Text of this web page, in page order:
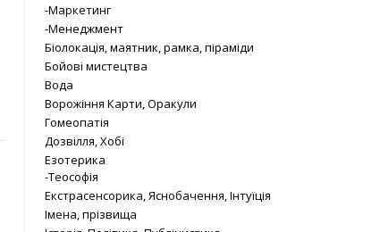
-Маркетинг
-Менеджмент
Біолокація, маятник, рамка, піраміди
Бойові мистецтва
Вода
Ворожіння Карти, Оракули
Гомеопатія
Дозвілля, Хобі
Езотерика
-Теософія
Екстрасенсорика, Яснобачення, Інтуїція
Імена, прізвища